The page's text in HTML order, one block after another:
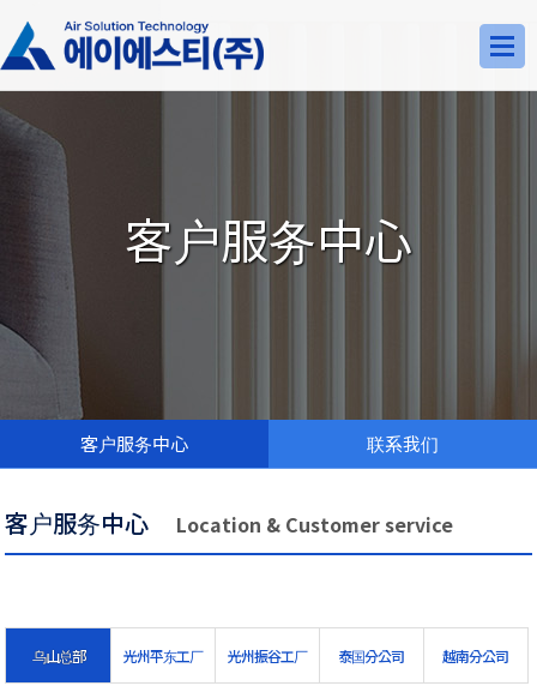
客户服务中心
客户服务中心 联系我们
客户服务中心 Location & Customer service
乌山总部 光州平东工厂 光州振谷工厂 泰国分公司 越南分公司